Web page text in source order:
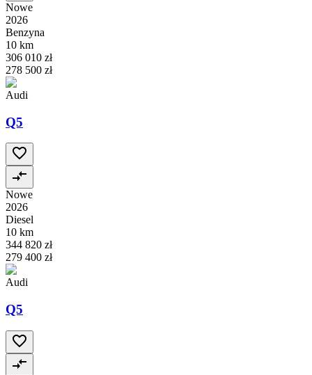
Nowe
2026
Benzyna
10 km
306 010 zł
278 500 zł
Audi
Q5
Nowe
2026
Diesel
10 km
344 820 zł
279 400 zł
Audi
Q5